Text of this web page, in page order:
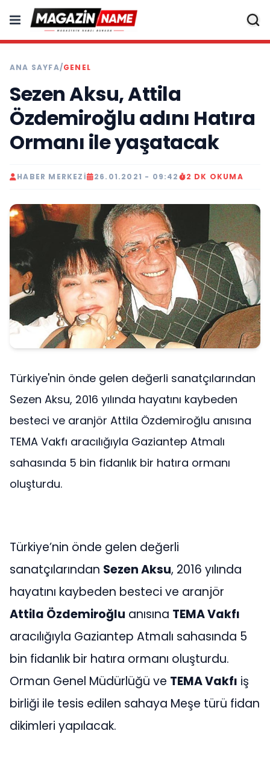
ANA SAYFA/GENEL
Sezen Aksu, Attila
Özdemiroğlu adını Hatıra
Ormanı ile yaşatacak
HABER MERKEZI 26.01.2021 - 09:42 2 DK OKUMA
Türkiye'nin önde gelen değerli sanatçılarından
Sezen Aksu, 2016 yılında hayatını kaybeden
besteci ve aranjör Attila Özdemiroğlu anısına
TEMA Vakfı aracılığıyla Gaziantep Atmalı
sahasında 5 bin fidanlık bir hatıra ormanı
oluşturdu.
Türkiye’nin önde gelen değerli
sanatçılarından Sezen Aksu, 2016 yılında
hayatını kaybeden besteci ve aranjör
Attila Özdemiroğlu anısına TEMA Vakfı
aracılığıyla Gaziantep Atmalı sahasında 5
bin fidanlık bir hatıra ormanı oluşturdu.
Orman Genel Müdürlüğü ve TEMA Vakfı iş
birliği ile tesis edilen sahaya Meşe türü fidan
dikimleri yapılacak.